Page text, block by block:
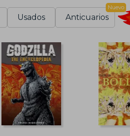
Usados Anticuarios
Nuevo